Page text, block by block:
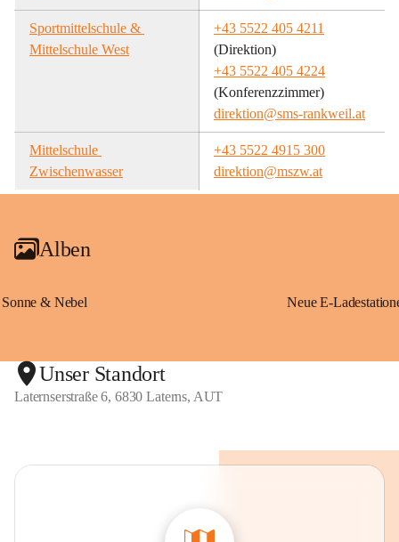
Sportmittelschule &
Mittelschule West
+43 5522 405 4211
(Direktion)
+43 5522 405 4224
(Konferenzzimmer)
direktion@sms-rankweil.at
Mittelschule
Zwischenwasser
+43 5522 4915 300
direktion@mszw.at
Alben
Sonne & Nebel
Unser Standort
Laternserstraße 6, 6830 Laterns, AUT